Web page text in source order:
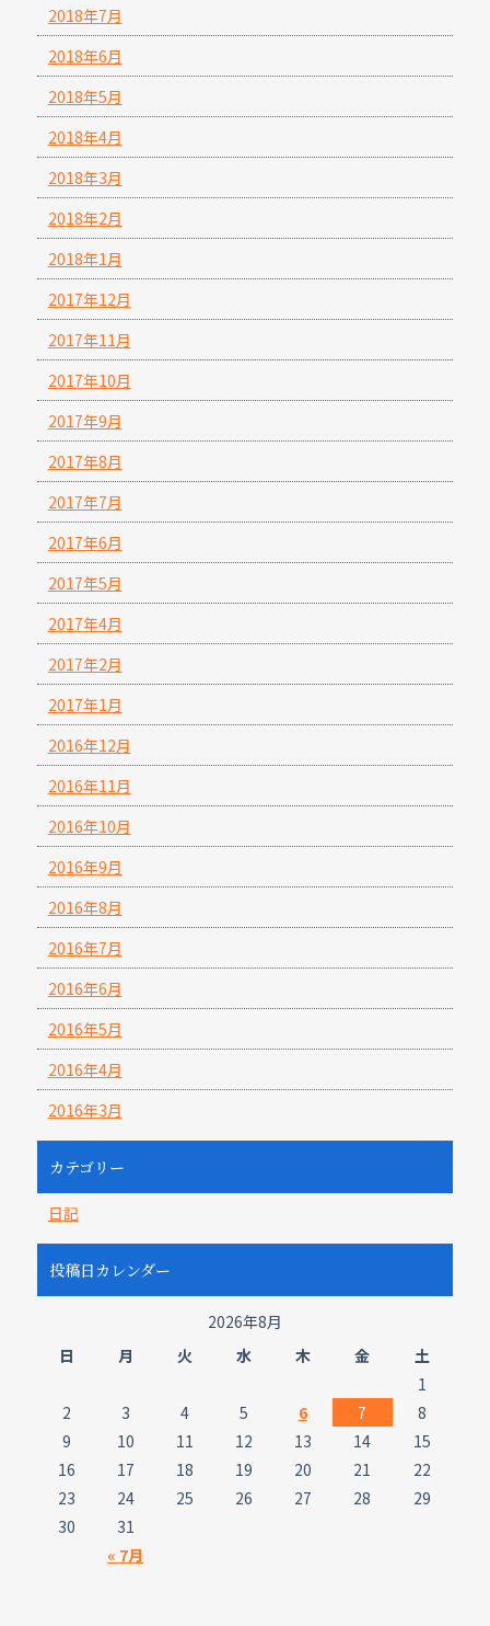
2018年7月
2018年6月
2018年5月
2018年4月
2018年3月
2018年2月
2018年1月
2017年12月
2017年11月
2017年10月
2017年9月
2017年8月
2017年7月
2017年6月
2017年5月
2017年4月
2017年2月
2017年1月
2016年12月
2016年11月
2016年10月
2016年9月
2016年8月
2016年7月
2016年6月
2016年5月
2016年4月
2016年3月
カテゴリー
日記
投稿日カレンダー
2026年8月
日
月 火 水 木 金 土
« 7月
1
2
3 4 5 6 7
8
9
10 11 12 13 14
15
16
17 18 19 20 21
22
23
24 25 26 27 28
29
30
31